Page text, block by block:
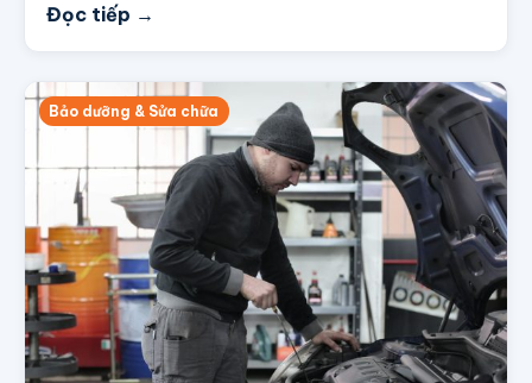
Đọc tiếp →
Bảo dưỡng & Sửa chữa